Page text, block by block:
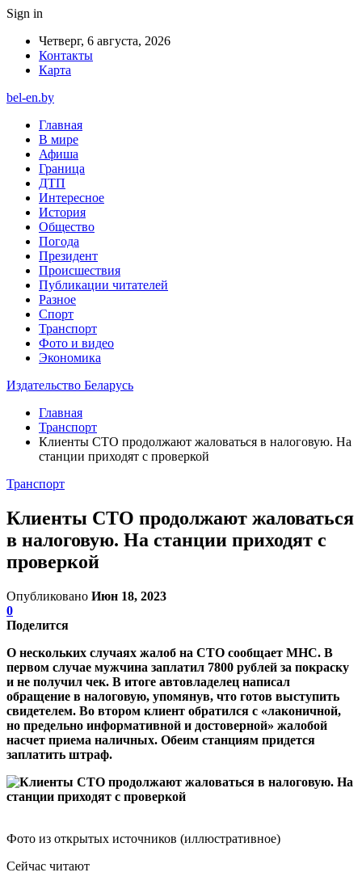
Sign in
Четверг, 6 августа, 2026
Контакты
Карта
bel-en.by
Главная
В мире
Афиша
Граница
ДТП
Интересное
История
Общество
Погода
Президент
Происшествия
Публикации читателей
Разное
Спорт
Транспорт
Фото и видео
Экономика
Издательство Беларусь
Главная
Транспорт
Клиенты СТО продолжают жаловаться в налоговую. На
станции приходят с проверкой
Транспорт
Клиенты СТО продолжают жаловаться
в налоговую. На станции приходят с
проверкой
Опубликовано Июн 18, 2023
0
Поделится
О нескольких случаях жалоб на СТО сообщает МНС. В
первом случае мужчина заплатил 7800 рублей за покраску
и не получил чек. В итоге автовладелец написал
обращение в налоговую, упомянув, что готов выступить
свидетелем. Во втором клиент обратился с «лаконичной,
но предельно информативной и достоверной» жалобой
насчет приема наличных. Обеим станциям придется
заплатить штраф.
Фото из открытых источников (иллюстративное)
Сейчас читают